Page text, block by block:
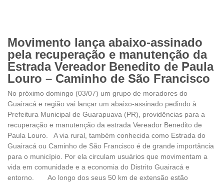
Movimento lança abaixo-assinado
pela recuperação e manutenção da
Estrada Vereador Benedito de Paula
Louro – Caminho de São Francisco
No próximo domingo (03/07) um grupo de moradores do
Guairacá e região vai lançar um abaixo-assinado pedindo à
Prefeitura Municipal de Guarapuava (PR), providências para a
recuperação e manutenção da estrada Vereador Benedito de
Paula Louro. A via rural, também conhecida como Estrada do
Guairacá ou Caminho de São Francisco é de grande importância
para o município. Por ela circulam usuários que movimentam a
vida em comunidade e a economia do Distrito Guairacá e
entorno. Ao longo dos seus 50 km de extensão estão